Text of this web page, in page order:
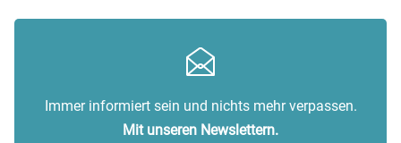
Immer informiert sein und nichts mehr verpassen.
Mit unseren Newslettern.